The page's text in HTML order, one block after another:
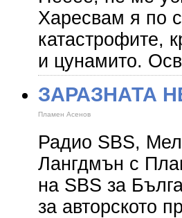
Харесвам я по
катастрофите,
и цунамито.
ЗАРАЗНАТА
Пламен Асенов
Радио SBS,
Лангдмън с
на SBS за
за авторското